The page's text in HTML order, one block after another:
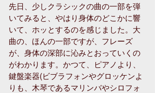
先日、少しクラシックの曲の一部を弾
いてみると、やはり身体のどこかに響
いて、ホッとするのを感じました。大
曲の、ほんの一部ですが、フレーズ
が、身体の深部に沁みとおっていくの
がわかります。かつて、ピアノより、
鍵盤楽器(ビブラフォンやグロッケンよ
りも、木琴であるマリンバやシロフォ